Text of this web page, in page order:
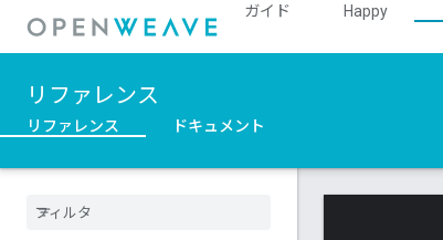
ガイド Happy
リファレンス
リファレンス ドキュメント